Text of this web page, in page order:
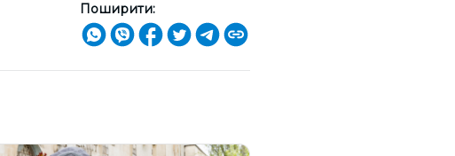
Поширити: